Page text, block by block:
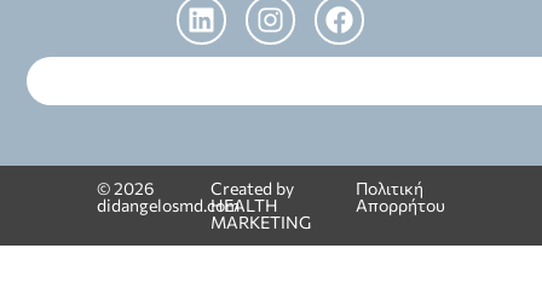
© 2026
didangelosmd.com
Created by
HEALTH
MARKETING
Πολιτική
Απορρήτου